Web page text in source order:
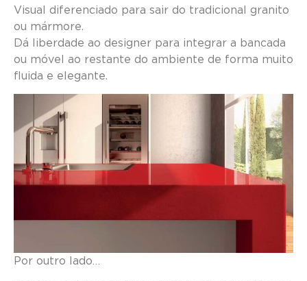
Visual diferenciado para sair do tradicional granito
ou mármore.
Dá liberdade ao designer para integrar a bancada
ou móvel ao restante do ambiente de forma muito
fluida e elegante.
Por outro lado…